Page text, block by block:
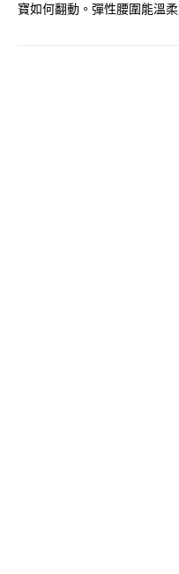
寶如何翻動。彈性腰圍能溫